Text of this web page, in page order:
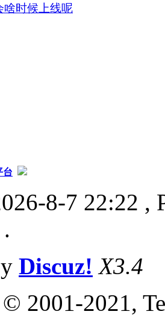
啥时候上线呢
台
8-7 22:22 ,
Discuz! X3.4
2001-2021,